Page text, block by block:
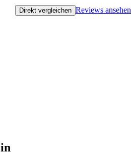
Direkt vergleichen Reviews ansehen